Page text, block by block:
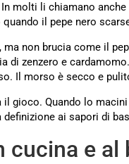
molti li chiamano anche
il pepe nero
ma non brucia come il
di zenzero e
Il morso è secco e
il gioco. Quando lo
definizione ai sapori di
cucina e al